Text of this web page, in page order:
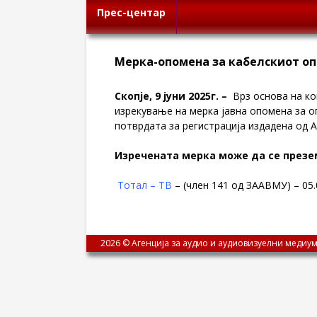
Прес-центар
Мерка-опомена за кабелскиот
Скопје, 9 јуни 2025г. – Врз основа на
изрекување на мерка јавна опомена за
потврдата за регистрација издадена од
Изречената мерка може да се
Тотал – ТВ – (член 141 од ЗААВМУ) –
2026 © Агенција за аудио и аудиовизуелни